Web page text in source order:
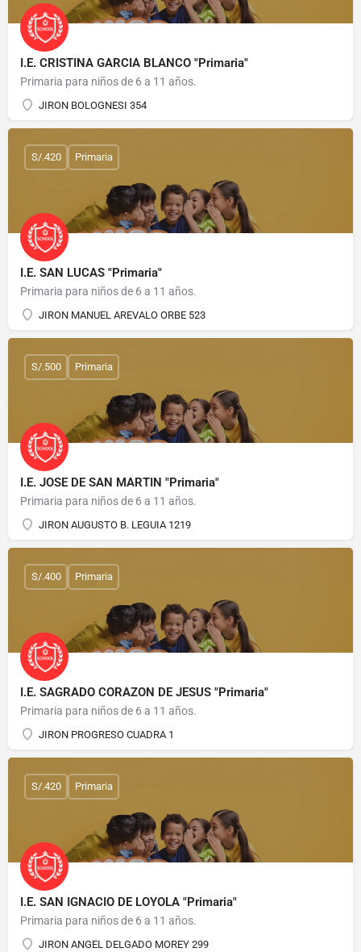
I.E. CRISTINA GARCIA BLANCO "Primaria"
Primaria para niños de 6 a 11 años.
JIRON BOLOGNESI 354
I.E. SAN LUCAS "Primaria"
Primaria para niños de 6 a 11 años.
JIRON MANUEL AREVALO ORBE 523
S/.420 Primaria
I.E. JOSE DE SAN MARTIN "Primaria"
Primaria para niños de 6 a 11 años.
JIRON AUGUSTO B. LEGUIA 1219
S/.500 Primaria
I.E. SAGRADO CORAZON DE JESUS "Primaria"
Primaria para niños de 6 a 11 años.
JIRON PROGRESO CUADRA 1
S/.400 Primaria
I.E. SAN IGNACIO DE LOYOLA "Primaria"
Primaria para niños de 6 a 11 años.
JIRON ANGEL DELGADO MOREY 299
S/.420 Primaria